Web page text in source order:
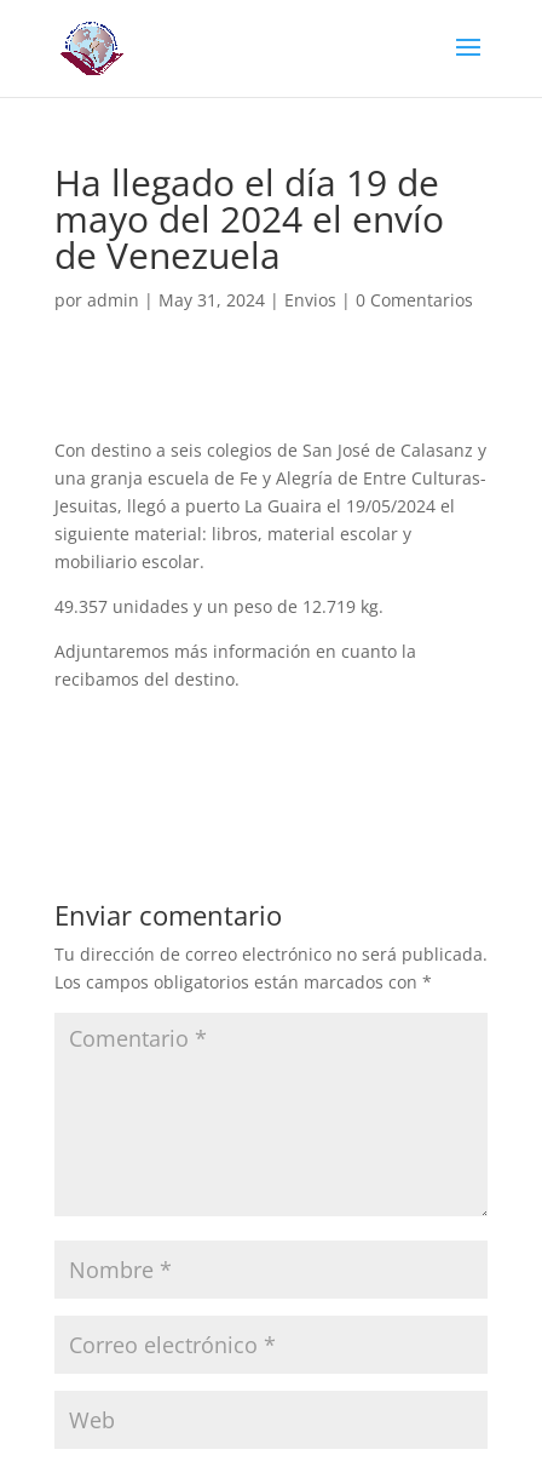
Ha llegado el día 19 de
mayo del 2024 el envío
de Venezuela
por admin | May 31, 2024| Envios | 0 Comentarios
Con destino a seis colegios de San José de Calasanz y
una granja escuela de Fe y Alegría de Entre Culturas-
Jesuitas, llegó a puerto La Guaira el 19/05/2024 el
siguiente material: libros, material escolar y
mobiliario escolar.
49.357 unidades y un peso de 12.719 kg.
Adjuntaremos más información en cuanto la
recibamos del destino.
Enviar comentario
Tu dirección de correo electrónico no será publicada.
Los campos obligatorios están marcados con *